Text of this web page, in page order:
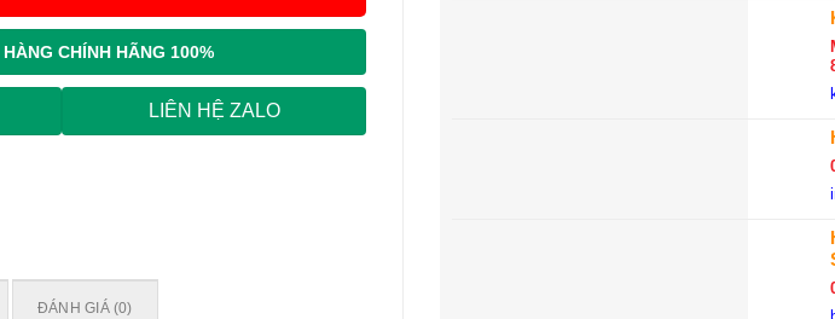
HÀNG CHÍNH HÃNG 100%
LIÊN HỆ ZALO
ĐÁNH GIÁ (0)